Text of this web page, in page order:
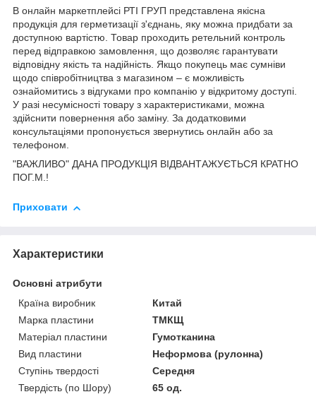
В онлайн маркетплейсі РТІ ГРУП представлена якісна
продукція для герметизації з'єднань, яку можна придбати за
доступною вартістю. Товар проходить ретельний контроль
перед відправкою замовлення, що дозволяє гарантувати
відповідну якість та надійність. Якщо покупець має сумніви
щодо співробітництва з магазином – є можливість
ознайомитись з відгуками про компанію у відкритому доступі.
У разі несумісності товару з характеристиками, можна
здійснити повернення або заміну. За додатковими
консультаціями пропонується звернутись онлайн або за
телефоном.
"ВАЖЛИВО" ДАНА ПРОДУКЦІЯ ВІДВАНТАЖУЄТЬСЯ КРАТНО
ПОГ.М.!
Приховати
Характеристики
Основні атрибути
Країна виробник
Китай
Марка пластини
ТМКЩ
Матеріал пластини
Гумотканина
Вид пластини
Неформова (рулонна)
Ступінь твердості
Середня
Твердість (по Шору)
65 од.